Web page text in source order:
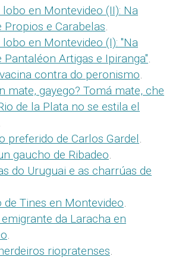
en Montevideo (II): Na
Propios e Carabelas.
en Montevideo (I): "Na
Pantaléon Artigas e Ipiranga".
contra do peronismo.
mate, gayego? Tomá mate, che
de la Plata no se estila el
preferido de Carlos Gardel.
gaucho de Ribadeo.
do Uruguai e as charrúas de
de Tines en Montevideo.
da Laracha en
.
riopratenses.